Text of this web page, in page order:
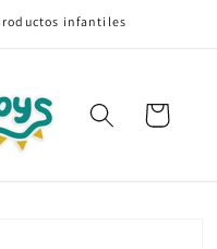
infantiles
Carrito